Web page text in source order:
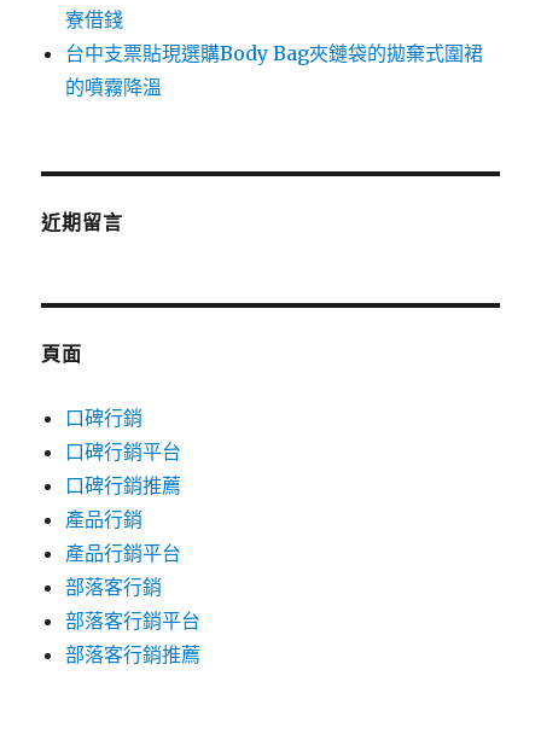
寮借錢
台中支票貼現選購Body Bag夾鏈袋的拋棄式圍裙
的噴霧降溫
近期留言
頁面
口碑行銷
口碑行銷平台
口碑行銷推薦
產品行銷
產品行銷平台
部落客行銷
部落客行銷平台
部落客行銷推薦